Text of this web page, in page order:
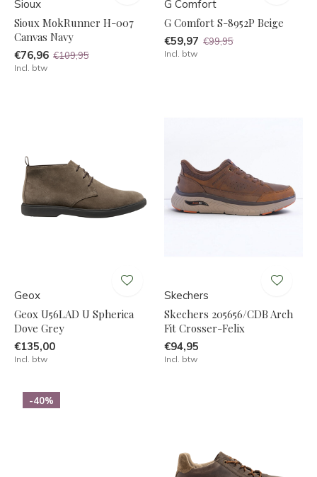
Sioux
Sioux MokRunner H-007
Canvas Navy
€76,96 €109,95
Incl. btw
G Comfort
G Comfort S-8952P Beige
€59,97 €99,95
Incl. btw
Geox
Geox U56LAD U Spherica
Dove Grey
€135,00
Incl. btw
Skechers
Skechers 205656/CDB Arch
Fit Crosser-Felix
€94,95
Incl. btw
-40%